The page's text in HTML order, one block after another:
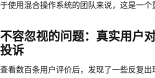
于使用混合操作系统的团队来说，这是一个
不容忽视的问题：真实用户
投诉
查看数百条用户评价后，发现了一些反复